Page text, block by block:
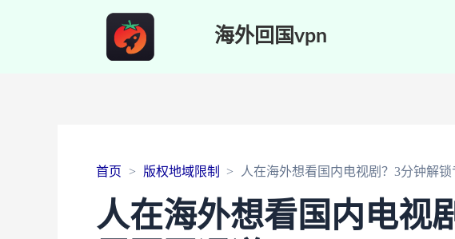
海外回国vpn
首页 版权地域限制 人在海外想看国内电视剧？3分钟解
人在海外想看国内电视